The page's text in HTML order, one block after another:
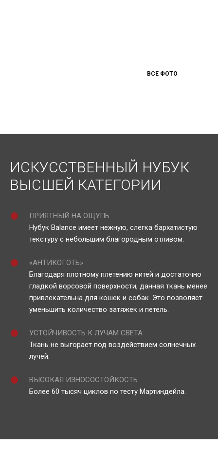
ВСЕ ФОТО
ИСКУССТВЕННЫЙ НУБУК
ВЫСШЕЙ КАТЕГОРИИ
ПРИЯТНЫЙ НА ОЩУПЬ
Нубук Balance имеет нежную, слегка бархатистую
текстуру с небольшим благородным отливом.
«АНТИКОГОТЬ»
Благодаря плотному плетению нитей и достаточно
гладкой ворсовой поверхности, данная ткань менее
привлекательна для кошек и собак. Это позволяет
уменьшить количество затяжек и петель.
УСТОЙЧИВОСТЬ К ЛУЧАМ СВЕТА
Ткань не выгорает под воздействием солнечных
лучей.
ВЫСОКАЯ ИЗНОСОСТОЙКОСТЬ
Более 60 тысяч циклов по тесту Мартиндейла.